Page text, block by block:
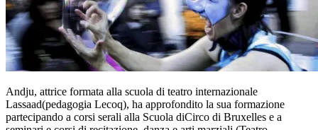
Andju, attrice formata alla scuola di teatro internazionale
Lassaad(pedagogia Lecoq), ha approfondito la sua formazione
partecipando a corsi serali alla Scuola diCirco di Bruxelles e a